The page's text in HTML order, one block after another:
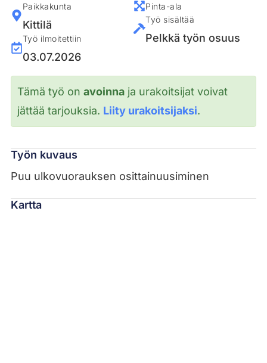
Paikkakunta
Kittilä
Työ ilmoitettiin
03.07.2026
Pinta-ala
Työ sisältää
Pelkkä työn osuus
Tämä työ on avoinnaja urakoitsijat voivat
jättää tarjouksia. Liity urakoitsijaksi.
Työn kuvaus
Puu ulkovuorauksen osittainuusiminen
Kartta